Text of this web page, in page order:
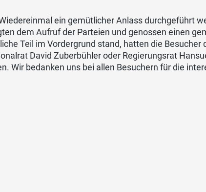
ein gemütlicher Anlass durchgeführt
dem Aufruf der Parteien und genossen einen
Teil im Vordergrund stand, hatten die Besucher
David Zuberbühler oder Regierungsrat
Wir bedanken uns bei allen Besuchern für die